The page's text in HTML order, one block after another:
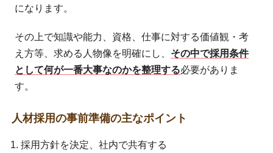
になります。
その上で知識や能力、資格、仕事に対する価値観・考
え方等、求める人物像を明確にし、 その中で採用条件
として何が一番大事なのかを整理する必要がありま
す。
人材採用の事前準備の主なポイント
採用方針を決定、社内で共有する